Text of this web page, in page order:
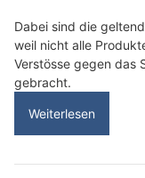
Dabei sind die
weil nicht alle
Verstösse gegen das
gebracht.
Weiterlesen